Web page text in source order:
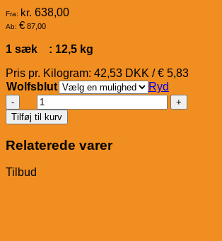
Fra: kr. 638,00
Ab: € 87,00
1 sæk : 12,5 kg
Pris pr. Kilogram: 42,53 DKK / € 5,83
Wolfsblut
Ryd
Wolfsblut
Western
Cape
Adult
antal
Tilføj til kurv
Relaterede varer
Tilbud